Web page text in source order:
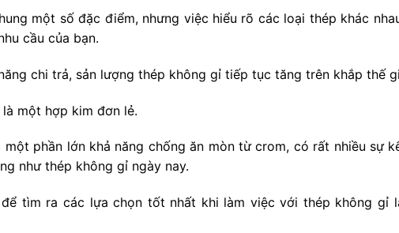
một số đặc điểm, nhưng việc hiểu rõ các loại thép khác
cầu của bạn.
chi trả, sản lượng thép không gỉ tiếp tục tăng trên khắp thế
một hợp kim đơn lẻ.
phần lớn khả năng chống ăn mòn từ crom, có rất nhiều sự
như thép không gỉ ngày nay.
tìm ra các lựa chọn tốt nhất khi làm việc với thép không gỉ